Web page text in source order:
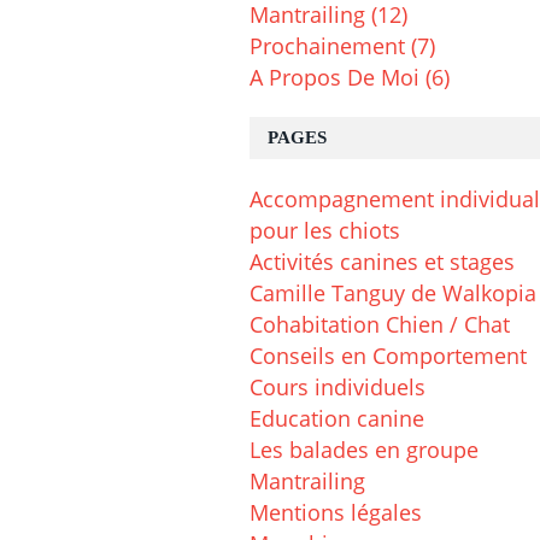
PAGES
Accompagnement
pour les chiots
Activités canines et stages
Camille Tanguy de Walkopia
Cohabitation Chien / Chat
Conseils en Comportement
Cours individuels
Education canine
Les balades en groupe
Mantrailing
Mentions légales
Mantrailing (12)
Prochainement (7)
A Propos De Moi (6)